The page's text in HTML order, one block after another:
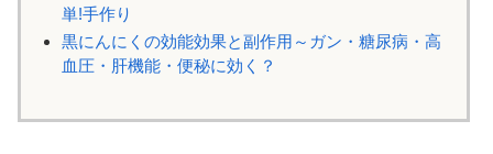
単!手作り
黒にんにくの効能効果と副作用～ガン・糖尿病・高
血圧・肝機能・便秘に効く？